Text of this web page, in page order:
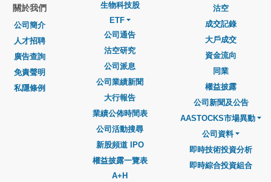
關於我們
公司簡介
人才招聘
廣告查詢
免責聲明
私隱條例
生物科技股
ETF
公司通告
沽空研究
公司派息
公司業績新聞
大行報告
業績公佈時間表
公司活動搜尋
新股頻道 IPO
權益披露一覽表
A+H
沽空
成交記錄
大戶成交
資金流向
同業
權益披露
公司新聞及公告
AASTOCKS市場異動
公司資料
即時技術投資分析
即時綜合投資組合